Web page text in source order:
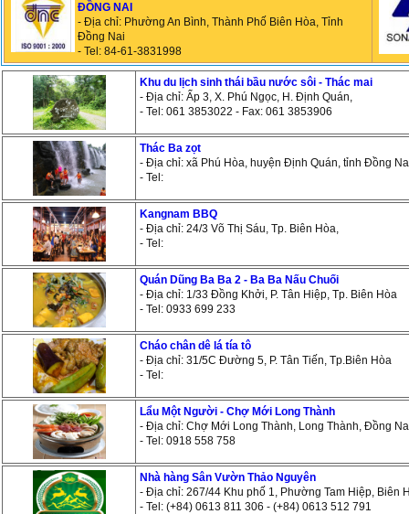
ĐỒNG NAI
- Địa chỉ: Phường An Bình, Thành Phố Biên Hòa, Tỉnh
Đồng Nai
- Tel: 84-61-3831998
Khu du lịch sinh thái bầu nước sôi - Thác mai
- Địa chỉ: Ấp 3, X. Phú Ngọc, H. Định Quán,
- Tel: 061 3853022 - Fax: 061 3853906
Thác Ba zọt
- Địa chỉ: xã Phú Hòa, huyện Định Quán, tỉnh Đồng
- Tel:
Kangnam BBQ
- Địa chỉ: 24/3 Võ Thị Sáu, Tp. Biên Hòa,
- Tel:
Quán Dũng Ba Ba 2 - Ba Ba Nấu Chuối
- Địa chỉ: 1/33 Đồng Khởi, P. Tân Hiệp, Tp. Biên Hòa
- Tel: 0933 699 233
Cháo chân dê lá tía tô
- Địa chỉ: 31/5C Đường 5, P. Tân Tiến, Tp.Biên Hòa
- Tel:
Lẩu Một Người - Chợ Mới Long Thành
- Địa chỉ: Chợ Mới Long Thành, Long Thành, Đồng
- Tel: 0918 558 758
Nhà hàng Sân Vườn Thảo Nguyên
- Địa chỉ: 267/44 Khu phố 1, Phường Tam Hiệp, Biên
- Tel: (+84) 0613 811 306 - (+84) 0613 512 791